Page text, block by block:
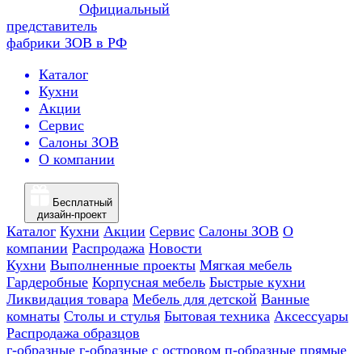
Официальный
представитель
фабрики ЗОВ в РФ
Каталог
Кухни
Акции
Сервис
Салоны ЗОВ
О компании
Бесплатный
дизайн-проект
Каталог Кухни Акции Сервис Салоны ЗОВ О
компании Распродажа Новости
Кухни Выполненные проекты Мягкая мебель
Гардеробные Корпусная мебель Быстрые кухни
Ликвидация товара Мебель для детской Ванные
комнаты Столы и стулья Бытовая техника Аксессуары
Распродажа образцов
г-образные г-образные с островом п-образные прямые